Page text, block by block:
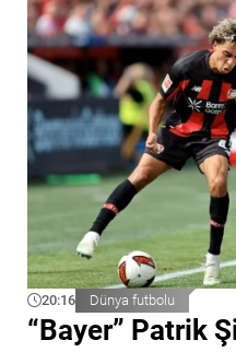
20:16 Dünya futbolu
“Bayer” Patrik